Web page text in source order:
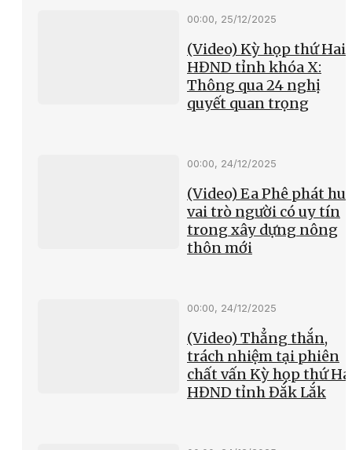
00:00, 25/12/2025
(Video) Kỳ họp thứ Hai
HĐND tỉnh khóa X:
Thông qua 24 nghị
quyết quan trọng
00:00, 24/12/2025
(Video) Ea Phê phát
vai trò người có uy tín
trong xây dựng nông
thôn mới
00:00, 24/12/2025
(Video) Thẳng thắn,
trách nhiệm tại phiên
chất vấn Kỳ họp thứ
HĐND tỉnh Đắk Lắk